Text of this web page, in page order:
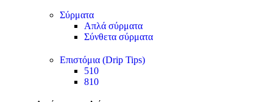
Σύρματα
Απλά σύρματα
Σύνθετα σύρματα
Επιστόμια (Drip Tips)
510
810